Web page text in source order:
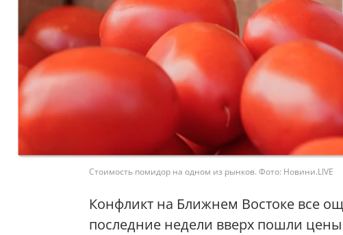
Стоимость помидор на одном из рынков. Фото: Новини.LIVE
Конфликт на Ближнем Востоке все
последние недели вверх пошли